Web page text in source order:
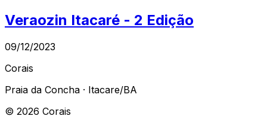
Veraozin Itacaré - 2 Edição
09/12/2023
Corais
Praia da Concha · Itacare/BA
© 2026 Corais